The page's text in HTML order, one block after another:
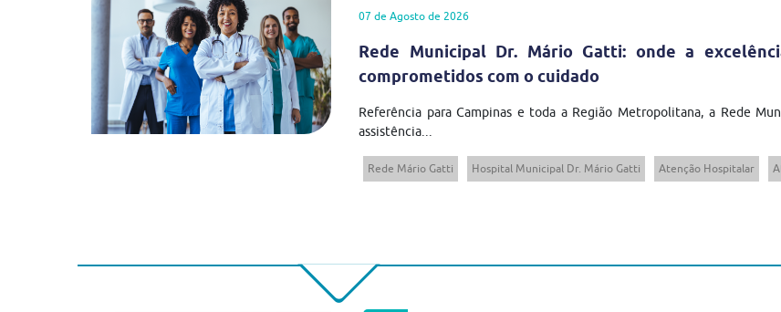
07 de Agosto de 2026
Rede Municipal Dr. Mário Gatti: onde a
comprometidos com o cuidado
Referência para Campinas e toda a Região Metropolitana, a Rede
assistência...
Rede Mário Gatti Hospital Municipal Dr. Mário Gatti Atenção Hospitalar